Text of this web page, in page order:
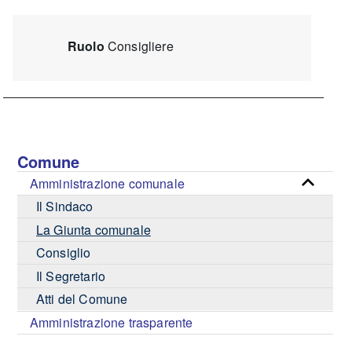
Ruolo Consigliere
Comune
Amministrazione comunale
Il Sindaco
La Giunta comunale
Consiglio
Il Segretario
Atti del Comune
Amministrazione trasparente